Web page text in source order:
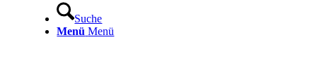
Suche
Menü Menü